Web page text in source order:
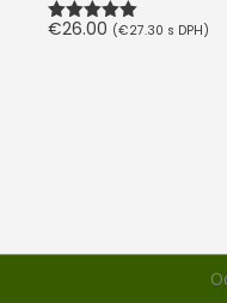
Hodnotenie
€26.00 (€27.30 s DPH)